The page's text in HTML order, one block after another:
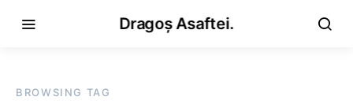
Dragoș Asaftei.
BROWSING TAG